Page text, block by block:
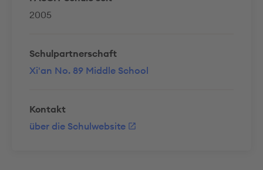
2005
Schulpartnerschaft
Xi'an No. 89 Middle School
Kontakt
über die Schulwebsite